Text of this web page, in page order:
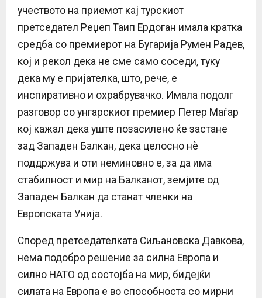
учеството на приемот кај турскиот
претседател Реџеп Таип Ердоган имала кратка
средба со премиерот на Бугарија Румен Радев,
кој и рекол дека не сме само соседи, туку
дека му е пријателка, што, рече, е
инспиративно и охрабрувачко. Имала подолг
разговор со унгарскиот премиер Петер Маѓар
кој кажал дека уште позасилено ќе застане
зад Западен Балкан, дека целосно нè
поддржува и оти неминовно е, за да има
стабилност и мир на Балканот, земјите од
Западен Балкан да станат членки на
Европската Унија.
Според претседателката Сиљановска Давкова,
нема подобро решение за силна Европа и
силно НАТО од состојба на мир, бидејќи
силата на Европа е во способноста со мирни